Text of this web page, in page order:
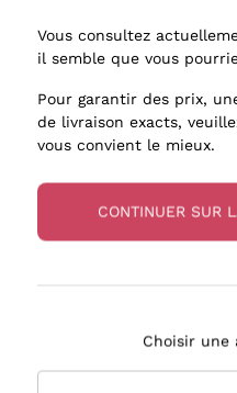
Alessandra
Sedilesu
Ceretto
Vous consultez
il semble que vous
Pour garantir des prix,
de livraison exacts,
vous convient le mieux.
CONTINUER SUR
Choisir une